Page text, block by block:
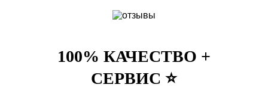
100% КАЧЕСТВО +
СЕРВИС ⭐️